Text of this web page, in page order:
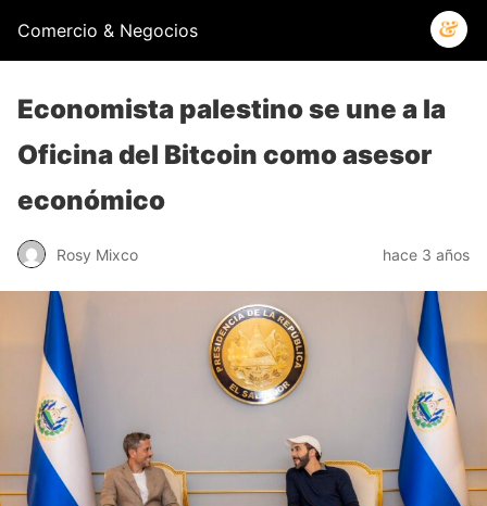
Comercio & Negocios
Economista palestino se une a la
Oficina del Bitcoin como asesor
económico
Rosy Mixco hace 3 años